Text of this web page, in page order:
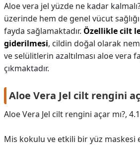
Aloe vera jel yüzde ne kadar
üzerinde hem de genel vücut
fayda sağlamaktadır. Özellikle cilt
giderilmesi, cildin doğal olarak
ve selülitlerin azaltılması aloe vera
çıkmaktadır.
Aloe Vera Jel cilt rengini
Aloe Vera Jel cilt rengini açar mı?,
Mis kokulu ve etkili bir yüz maskesi